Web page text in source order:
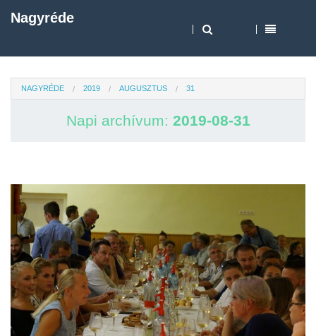
Nagyréde
NAGYRÉDE 2019 AUGUSZTUS 31
Napi archívum: 2019-08-31